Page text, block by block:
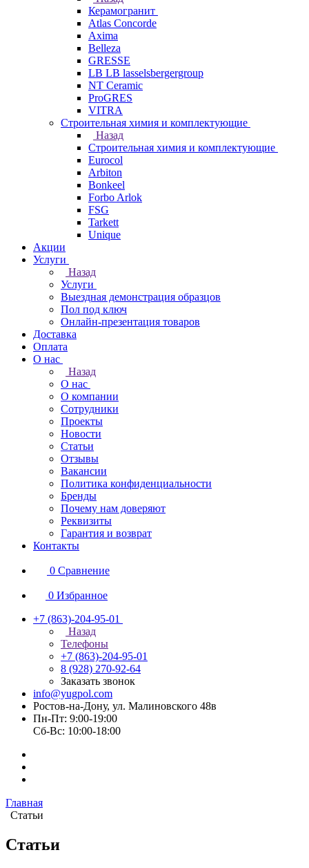
Керамогранит
Atlas Concorde
Axima
Belleza
GRESSE
LB LB lasselsbergergroup
NT Ceramic
ProGRES
VITRA
Строительная химия и комплектующие
Назад
Строительная химия и комплектующие
Eurocol
Arbiton
Bonkeel
Forbo Arlok
FSG
Tarkett
Unique
Акции
Услуги
Назад
Услуги
Выездная демонстрация образцов
Пол под ключ
Онлайн-презентация товаров
Доставка
Оплата
О нас
Назад
О нас
О компании
Сотрудники
Проекты
Новости
Статьи
Отзывы
Вакансии
Политика конфиденциальности
Бренды
Почему нам доверяют
Реквизиты
Гарантия и возврат
Контакты
0 Сравнение
0 Избранное
+7 (863)-204-95-01
Назад
Телефоны
+7 (863)-204-95-01
8 (928) 270-92-64
Заказать звонок
info@yugpol.com
Ростов-на-Дону, ул. Малиновского 48в
Пн-Пт: 9:00-19:00
Cб-Вс: 10:00-18:00
Главная
Статьи
Статьи